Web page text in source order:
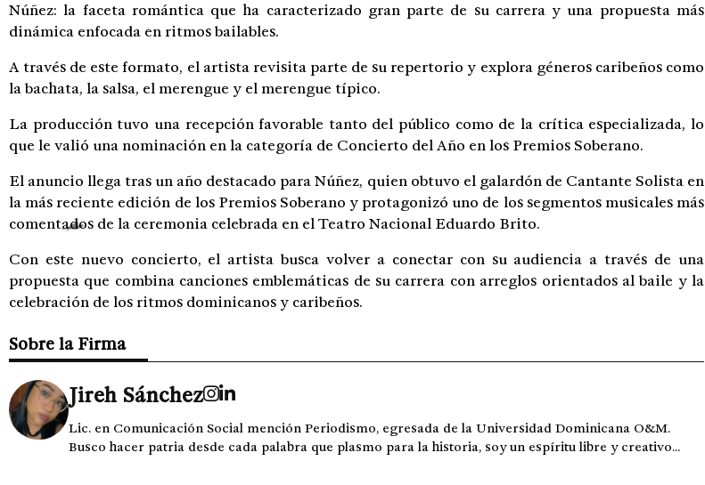
Núñez: la faceta romántica que ha caracterizado gran parte de su carrera y una propuesta más
dinámica enfocada en ritmos bailables.
A través de este formato, el artista revisita parte de su repertorio y explora géneros caribeños como
la bachata, la salsa, el merengue y el merengue típico.
La producción tuvo una recepción favorable tanto del público como de la crítica especializada, lo
que le valió una nominación en la categoría de Concierto del Año en los Premios Soberano.
El anuncio llega tras un año destacado para Núñez, quien obtuvo el galardón de Cantante Solista en
la más reciente edición de los Premios Soberano y protagonizó uno de los segmentos musicales más
comentados de la ceremonia celebrada en el Teatro Nacional Eduardo Brito.
Con este nuevo concierto, el artista busca volver a conectar con su audiencia a través de una
propuesta que combina canciones emblemáticas de su carrera con arreglos orientados al baile y la
celebración de los ritmos dominicanos y caribeños.
Sobre la Firma
Jireh Sánchez
Lic. en Comunicación Social mención Periodismo, egresada de la Universidad Dominicana O&M.
Busco hacer patria desde cada palabra que plasmo para la historia, soy un espíritu libre y creativo...